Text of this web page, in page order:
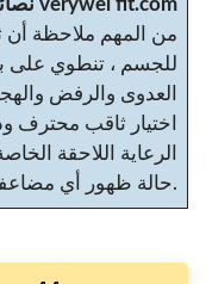
من المهم ملاحظة أن
للجسم ، تنطوي على
العدوى والرفض
اختيار ثاقب محترف
الرعاية اللاحقة
حالة ظهور أي مضاعفات أثناء عملية الشفاء.